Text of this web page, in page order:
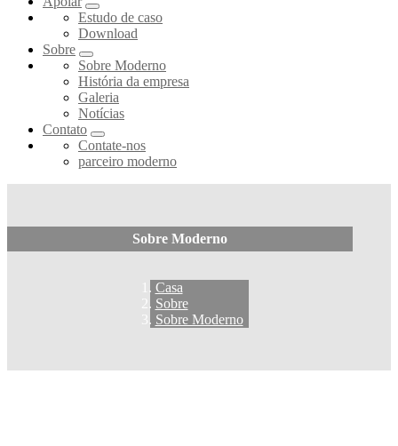
Estudo de caso
Download
Sobre
Sobre Moderno
História da empresa
Galeria
Notícias
Contato
Contate-nos
parceiro moderno
Sobre Moderno
Casa
Sobre
Sobre Moderno